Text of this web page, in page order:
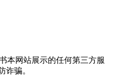
本网站展示的任何第三方服
诈骗。